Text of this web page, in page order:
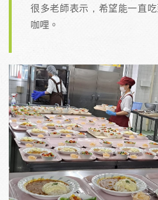
很多老師表示，希望能一直
咖哩。